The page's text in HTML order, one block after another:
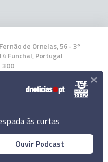
de Ornelas, 56 - 3º
Funchal, Portugal
300
App
de Notícias, Lda.
às curtas
Ouvir Podcast
×